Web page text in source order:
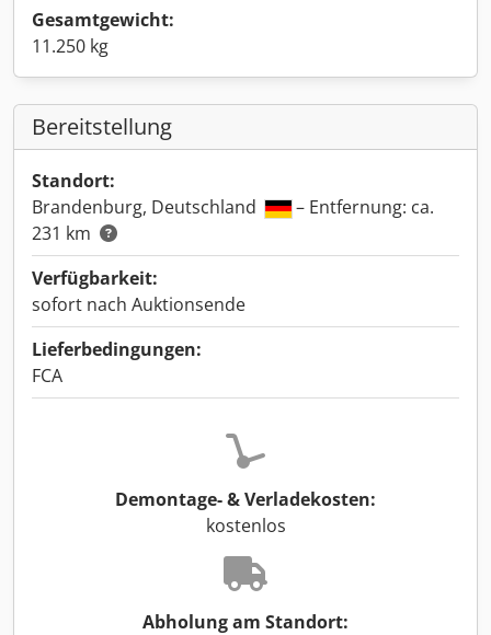
Gesamtgewicht:
11.250 kg
Bereitstellung
Standort:
Brandenburg, Deutschland
– Entfernung: ca.
231 km
Verfügbarkeit:
sofort nach Auktionsende
Lieferbedingungen:
FCA
Demontage- & Verladekosten:
kostenlos
Abholung am Standort: